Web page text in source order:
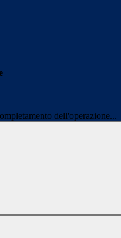
dell'operazione...